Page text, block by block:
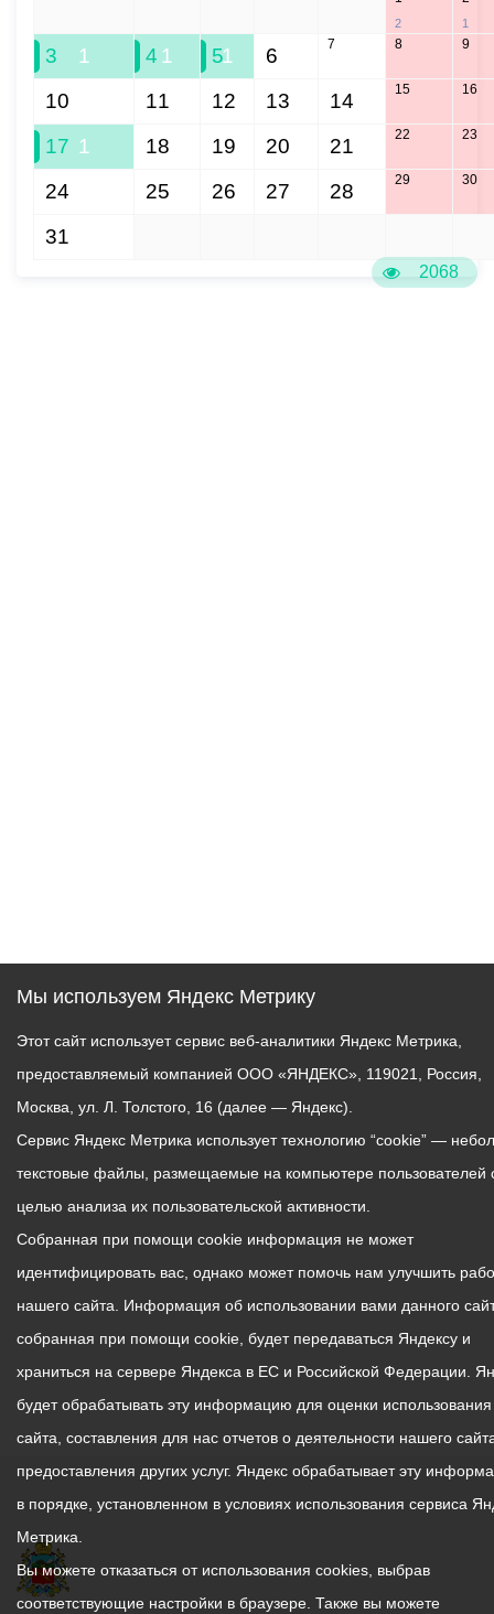
2068
2 1
3 1 4 1 51 6 7 8 9
10 11 12 13 14 15 16
17 1 18 19 20 21 22 23
24 25 26 27 28 29 30
31
Мы используем Яндекс Метрику
Этот сайт использует сервис веб-аналитики Яндекс Метрика,
предоставляемый компанией ООО «ЯНДЕКС», 119021, Россия,
Москва, ул. Л. Толстого, 16 (далее — Яндекс).
Сервис Яндекс Метрика использует технологию “cookie” —
текстовые файлы, размещаемые на компьютере пользователей
целью анализа их пользовательской активности.
Собранная при помощи cookie информация не может
идентифицировать вас, однако может помочь нам улучшить
нашего сайта. Информация об использовании вами данного
собранная при помощи cookie, будет передаваться Яндексу и
храниться на сервере Яндекса в ЕС и Российской Федерации.
будет обрабатывать эту информацию для оценки
сайта, составления для нас отчетов о деятельности нашего
предоставления других услуг. Яндекс обрабатывает эту
в порядке, установленном в условиях использования сервиса
Метрика.
Вы можете отказаться от использования cookies, выбрав
соответствующие настройки в браузере. Также вы можете